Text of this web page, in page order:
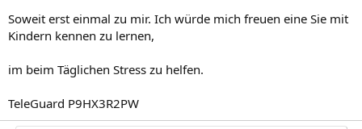
Soweit erst einmal zu mir. Ich würde mich freuen eine Sie mit
Kindern kennen zu lernen,
im beim Täglichen Stress zu helfen.
TeleGuard P9HX3R2PW